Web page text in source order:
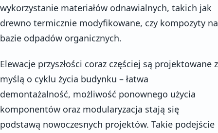
wykorzystanie materiałów odnawialnych, takich jak
drewno termicznie modyfikowane, czy kompozyty na
bazie odpadów organicznych.
Elewacje przyszłości coraz częściej są projektowane z
myślą o cyklu życia budynku – łatwa
demontażalność, możliwość ponownego użycia
komponentów oraz modularyzacja stają się
podstawą nowoczesnych projektów. Takie podejście